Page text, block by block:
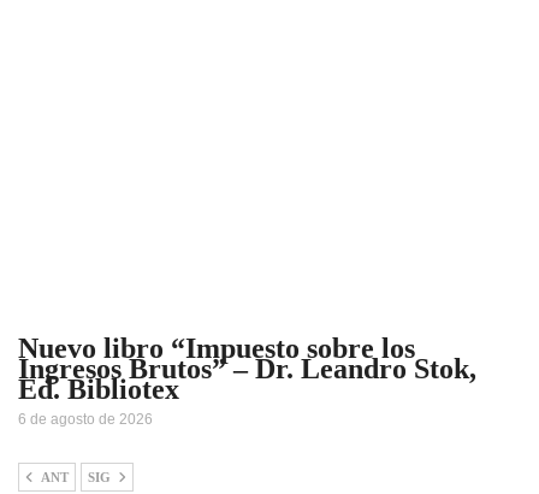
Nuevo libro “Impuesto sobre los
Ingresos Brutos” – Dr. Leandro Stok,
Ed. Bibliotex
6 de agosto de 2026
ANT SIG